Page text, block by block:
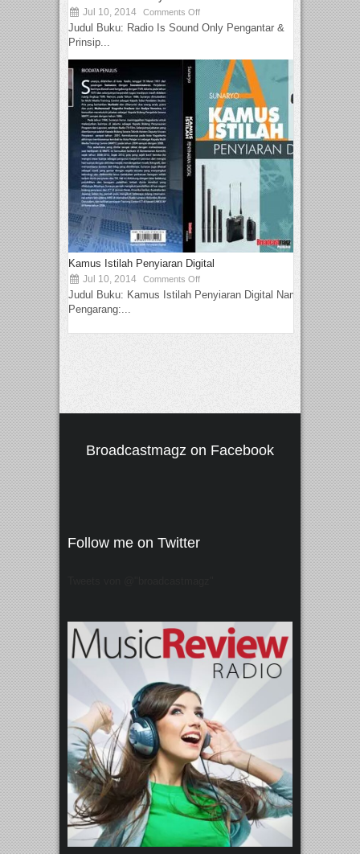
Jul 10, 2014 Comments Off
Judul Buku: Radio Is Sound Only Pengantar &
Prinsip...
Kamus Istilah Penyiaran Digital
Jul 10, 2014 Comments Off
Judul Buku: Kamus Istilah Penyiaran Digital Nama
Pengarang:...
Broadcastmagz on Facebook
Follow me on Twitter